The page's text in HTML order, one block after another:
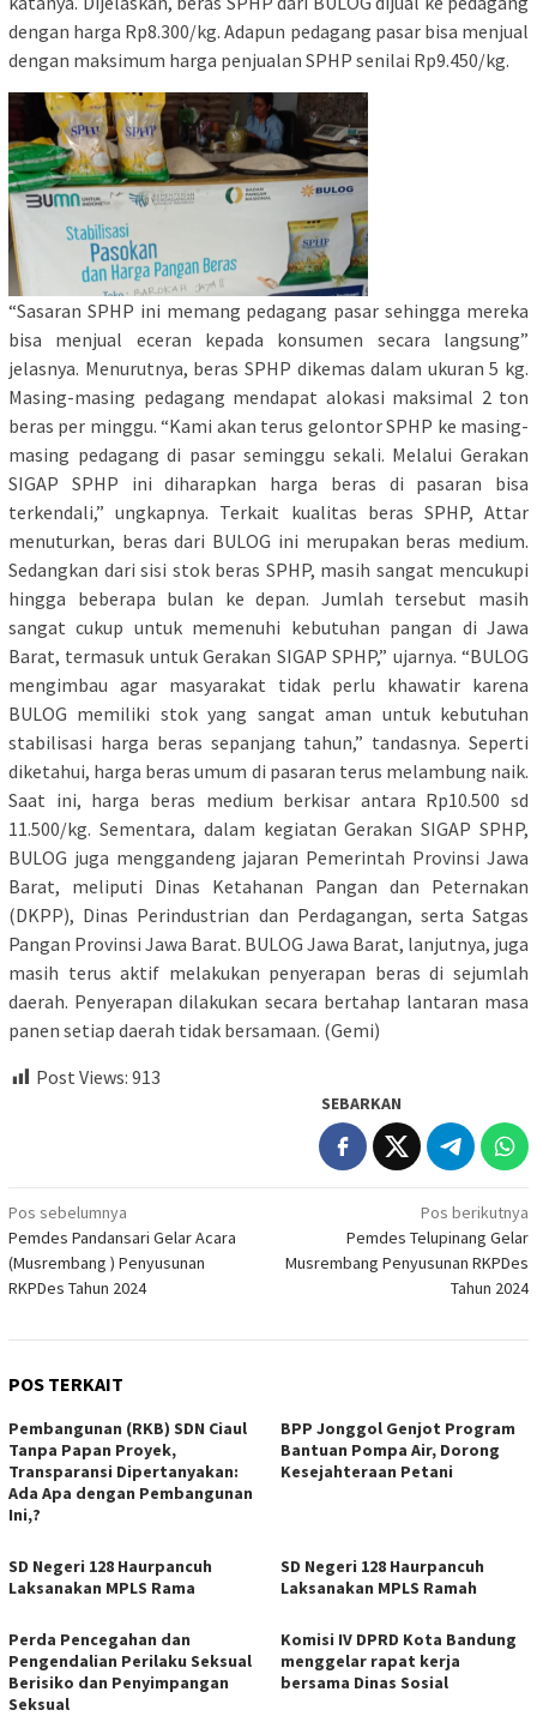
dengan harga Rp8.300/kg. Adapun pedagang pasar bisa menjual
dengan maksimum harga penjualan SPHP senilai Rp9.450/kg.
“Sasaran SPHP ini memang pedagang pasar sehingga mereka
bisa menjual eceran kepada konsumen secara langsung”
jelasnya. Menurutnya, beras SPHP dikemas dalam ukuran 5 kg.
Masing-masing pedagang mendapat alokasi maksimal 2 ton
beras per minggu. “Kami akan terus gelontor SPHP ke masing-
masing pedagang di pasar seminggu sekali. Melalui Gerakan
SIGAP SPHP ini diharapkan harga beras di pasaran bisa
terkendali,” ungkapnya. Terkait kualitas beras SPHP, Attar
menuturkan, beras dari BULOG ini merupakan beras medium.
Sedangkan dari sisi stok beras SPHP, masih sangat mencukupi
hingga beberapa bulan ke depan. Jumlah tersebut masih
sangat cukup untuk memenuhi kebutuhan pangan di Jawa
Barat, termasuk untuk Gerakan SIGAP SPHP,” ujarnya. “BULOG
mengimbau agar masyarakat tidak perlu khawatir karena
BULOG memiliki stok yang sangat aman untuk kebutuhan
stabilisasi harga beras sepanjang tahun,” tandasnya. Seperti
diketahui, harga beras umum di pasaran terus melambung naik.
Saat ini, harga beras medium berkisar antara Rp10.500 sd
11.500/kg. Sementara, dalam kegiatan Gerakan SIGAP SPHP,
BULOG juga menggandeng jajaran Pemerintah Provinsi Jawa
Barat, meliputi Dinas Ketahanan Pangan dan Peternakan
(DKPP), Dinas Perindustrian dan Perdagangan, serta Satgas
Pangan Provinsi Jawa Barat. BULOG Jawa Barat, lanjutnya, juga
masih terus aktif melakukan penyerapan beras di sejumlah
daerah. Penyerapan dilakukan secara bertahap lantaran masa
panen setiap daerah tidak bersamaan. (Gemi)
Post Views: 913
SEBARKAN
Navigasi
pos
Pos sebelumnya
Pemdes Pandansari Gelar Acara
(Musrembang ) Penyusunan
RKPDes Tahun 2024
Pos berikutnya
Pemdes Telupinang Gelar
Musrembang Penyusunan RKPDes
Tahun 2024
POS TERKAIT
Pembangunan (RKB) SDN Ciaul
Tanpa Papan Proyek,
Transparansi Dipertanyakan:
Ada Apa dengan Pembangunan
Ini,?
BPP Jonggol Genjot Program
Bantuan Pompa Air, Dorong
Kesejahteraan Petani
SD Negeri 128 Haurpancuh
Laksanakan MPLS Rama
SD Negeri 128 Haurpancuh
Laksanakan MPLS Ramah
Perda Pencegahan dan
Pengendalian Perilaku Seksual
Berisiko dan Penyimpangan
Seksual
Komisi IV DPRD Kota Bandung
menggelar rapat kerja
bersama Dinas Sosial